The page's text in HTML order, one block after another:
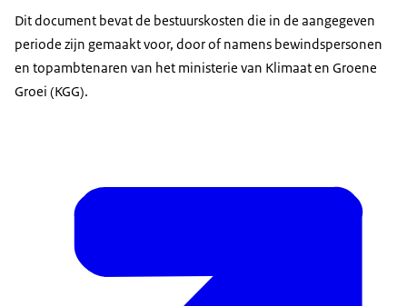
Dit document bevat de bestuurskosten die in de aangegeven
periode zijn gemaakt voor, door of namens bewindspersonen
en topambtenaren van het ministerie van Klimaat en Groene
Groei (KGG).